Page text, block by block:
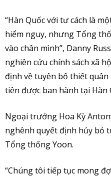
“Hàn Quốc với tư cách là
hiểm nguy, nhưng Tổng
vào chân mình”, Danny
nghiên cứu chính sách xã
định về tuyên bố thiết
tiên được ban hành tại Hàn
Ngoại trưởng Hoa Kỳ
nghênh quyết định hủy bỏ
Tổng thống Yoon.
“Chúng tôi tiếp tục mong